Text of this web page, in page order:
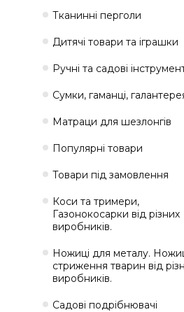
Тканинні перголи
Дитячі товари та іграшки
Ручні та садові
Сумки, гаманці,
Матраци для шезлонгів
Популярні товари
Товари під замовлення
Коси та тримери,
Газонокосарки від різних
виробників.
Ножиці для металу.
стриження тварин від
виробників.
Садові подрібнювачі